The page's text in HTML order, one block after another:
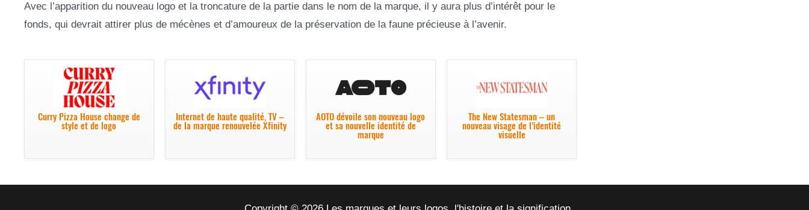
Avec l’apparition du nouveau logo et la troncature de la partie dans le nom de la marque, il y aura plus d’intérêt pour le
fonds, qui devrait attirer plus de mécènes et d’amoureux de la préservation de la faune précieuse à l’avenir.
Curry Pizza House change de
style et de logo
Internet de haute qualité, TV –
de la marque renouvelée Xfinity
AOTO dévoile son nouveau logo
et sa nouvelle identité de
marque
The New Statesman – un
nouveau visage de l’identité
visuelle